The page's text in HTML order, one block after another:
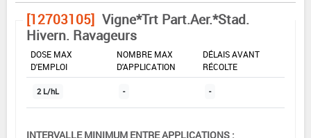
[12703105] Vigne*Trt Part.Aer.*Stad.
Hivern. Ravageurs
DOSE MAX
D'EMPLOI
NOMBRE MAX
D'APPLICATION
DÉLAIS AVANT
RÉCOLTE
2 L/hL - -
INTERVALLE MINIMUM ENTRE APPLICATIONS :